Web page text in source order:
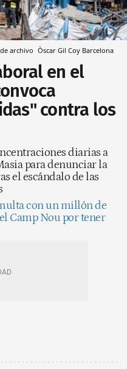
archivo Òscar Gil Coy Barcelona
en el
contra los
diarias a
para denunciar la
el escándalo de las
con un millón de
Camp Nou por tener